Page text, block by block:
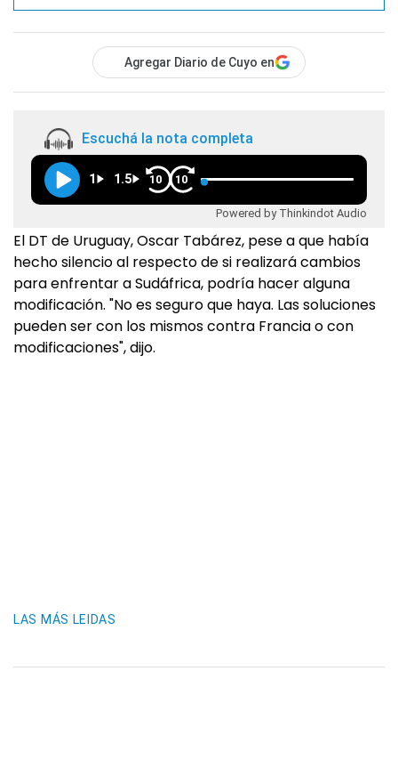
Agregar Diario de Cuyo en
Escuchá la nota completa
1 1.5 10 10
Powered by Thinkindot Audio
El DT de Uruguay, Oscar Tabárez, pese a que había
hecho silencio al respecto de si realizará cambios
para enfrentar a Sudáfrica, podría hacer alguna
modificación. "No es seguro que haya. Las soluciones
pueden ser con los mismos contra Francia o con
modificaciones", dijo.
LAS MÁS LEIDAS